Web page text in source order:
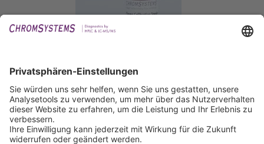
Antibiotics Plasma Calibration Standard
Bestell-Nr.: 61003
Antibiotika im Serum/Plasma - HPLC